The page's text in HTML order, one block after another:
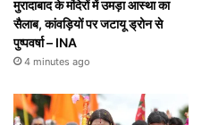
मुरादाबाद के मंदिरों में उमड़ा आस्था का
सैलाब, कांवड़ियों पर जटायू ड्रोन से
पुष्पवर्षा – INA
4 minutes ago